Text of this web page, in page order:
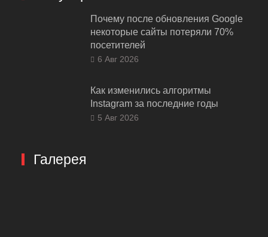
Почему после обновления Google
некоторые сайты потеряли 70%
посетителей
6 Авг 2026
Как изменились алгоритмы
Instagram за последние годы
5 Авг 2026
Галерея